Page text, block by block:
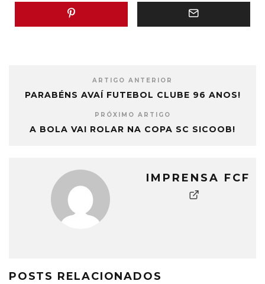
ARTIGO ANTERIOR
PARABÉNS AVAÍ FUTEBOL CLUBE 96 ANOS!
PRÓXIMO ARTIGO
A BOLA VAI ROLAR NA COPA SC SICOOB!
IMPRENSA FCF
POSTS RELACIONADOS